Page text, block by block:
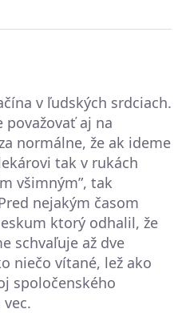
v ľudských srdciach.
považovať aj na
normálne, že ak ideme
tak v rukách
všimným”, tak
nejakým časom
ktorý odhalil, že
schvaľuje až dve
niečo vítané, lež ako
spoločenského